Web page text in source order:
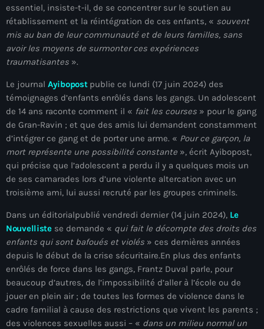
août 2025
juillet 2025
juin 2025
mai 2025
avril 2025
mars 2025
février 2025
janvier 2025
décembre 2024
novembre 2024
octobre 2024
septembre 2024
août 2024
juillet 2024
essentiel, insiste-t-il, de se concentrer sur le soutien au
rétablissement et la réintégration de ces enfants, « souvent
mis au ban de leur communauté et de leurs familles, sans
avoir les moyens de surmonter ces expériences
traumatisantes ».
Le journal Ayibopost publie ce lundi (17 juin 2024) des
témoignages d’enfants enrôlés dans les gangs. Un adolescent
de 14 ans raconte comment il « fait les courses » pour le gang
de Gran-Ravin ; et que des amis lui demandent constamment
d’intégrer ce gang et de porter une arme. « Pour ce garçon, la
mort représente une possibilité constante », écrit Ayibopost,
qui précise que l’adolescent a perdu il y a quelques mois un
de ses camarades lors d’une violente altercation avec un
troisième ami, lui aussi recruté par les groupes criminels.
Dans un éditorialpublié vendredi dernier (14 juin 2024), Le
Nouvellistese demande « qui fait le décompte des droits des
enfants qui sont bafoués et violés » ces dernières années
depuis le début de la crise sécuritaire.En plus des enfants
enrôlés de force dans les gangs, Frantz Duval parle, pour
beaucoup d’autres, de l’impossibilité d’aller à l’école ou de
jouer en plein air ; de toutes les formes de violence dans le
cadre familial à cause des restrictions que vivent les parents ;
des violences sexuelles aussi – « dans un milieu normal un